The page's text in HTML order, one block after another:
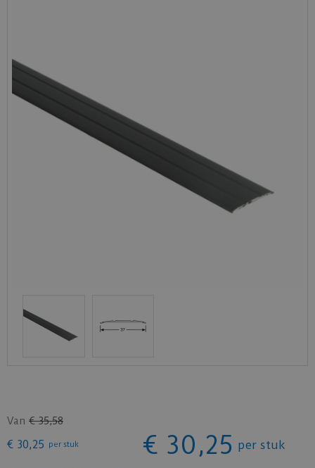
Van € 35,58
€ 30,25 per stuk € 30,25 per stuk